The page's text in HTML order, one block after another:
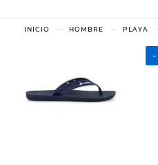
HOMBRE PLAYA